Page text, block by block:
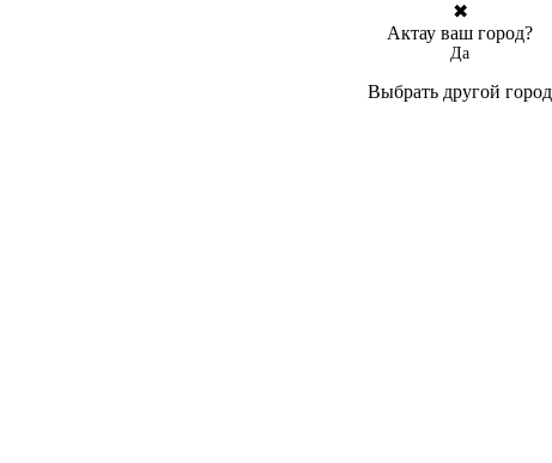
✖
Актау ваш город?
Да
Выбрать другой город